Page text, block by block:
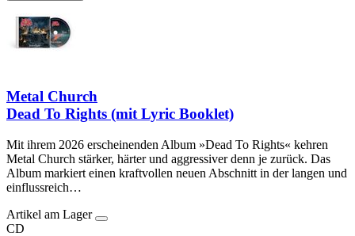
Metal Church
Dead To Rights (mit Lyric Booklet)
Mit ihrem 2026 erscheinenden Album »Dead To Rights« kehren
Metal Church stärker, härter und aggressiver denn je zurück. Das
Album markiert einen kraftvollen neuen Abschnitt in der langen und
einflussreich…
Artikel am Lager
CD